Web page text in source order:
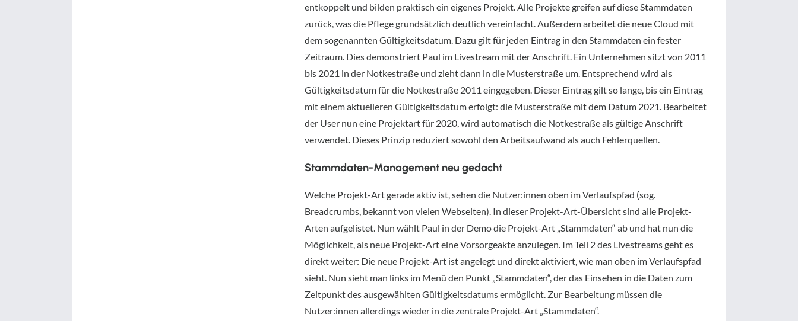
entkoppelt und bilden praktisch ein eigenes Projekt. Alle Projekte greifen auf diese Stammdaten
zurück, was die Pflege grundsätzlich deutlich vereinfacht. Außerdem arbeitet die neue Cloud mit
dem sogenannten Gültigkeitsdatum. Dazu gilt für jeden Eintrag in den Stammdaten ein fester
Zeitraum. Dies demonstriert Paul im Livestream mit der Anschrift. Ein Unternehmen sitzt von 2011
bis 2021 in der Notkestraße und zieht dann in die Musterstraße um. Entsprechend wird als
Gültigkeitsdatum für die Notkestraße 2011 eingegeben. Dieser Eintrag gilt so lange, bis ein Eintrag
mit einem aktuelleren Gültigkeitsdatum erfolgt: die Musterstraße mit dem Datum 2021. Bearbeitet
der User nun eine Projektart für 2020, wird automatisch die Notkestraße als gültige Anschrift
verwendet. Dieses Prinzip reduziert sowohl den Arbeitsaufwand als auch Fehlerquellen.
Stammdaten-Management neu gedacht
Welche Projekt-Art gerade aktiv ist, sehen die Nutzer:innen oben im Verlaufspfad (sog.
Breadcrumbs, bekannt von vielen Webseiten). In dieser Projekt-Art-Übersicht sind alle Projekt-
Arten aufgelistet. Nun wählt Paul in der Demo die Projekt-Art „Stammdaten“ ab und hat nun die
Möglichkeit, als neue Projekt-Art eine Vorsorgeakte anzulegen. Im Teil 2 des Livestreams geht es
direkt weiter: Die neue Projekt-Art ist angelegt und direkt aktiviert, wie man oben im Verlaufspfad
sieht. Nun sieht man links im Menü den Punkt „Stammdaten“, der das Einsehen in die Daten zum
Zeitpunkt des ausgewählten Gültigkeitsdatums ermöglicht. Zur Bearbeitung müssen die
Nutzer:innen allerdings wieder in die zentrale Projekt-Art „Stammdaten“.